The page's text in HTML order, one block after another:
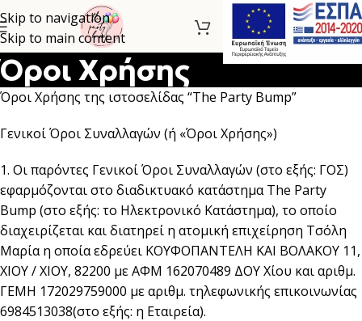
Skip to navigation
Skip to main content
Όροι Χρήσης
Όροι Χρήσης της ιστοσελίδας “The Party Bump”
Γενικοί Όροι Συναλλαγών (ή «Όροι Χρήσης»)
1. Οι παρόντες Γενικοί Όροι Συναλλαγών (στο εξής: ΓΟΣ)
εφαρμόζονται στο διαδικτυακό κατάστημα The Party
Bump (στο εξής: το Ηλεκτρονικό Κατάστημα), το οποίο
διαχειρίζεται και διατηρεί η ατομική επιχείρηση Τσόλη
Μαρία η οποία εδρεύει ΚΟΥΦΟΠΑΝΤΕΛΗ ΚΑΙ ΒΟΛΑΚΟΥ 11,
ΧΙΟΥ / ΧΙΟΥ, 82200 με ΑΦΜ 162070489 ΔΟΥ Χίου και αριθμ.
ΓΕΜΗ 172029759000 με αριθμ. τηλεφωνικής επικοινωνίας
6984513038(στο εξής: η Εταιρεία).